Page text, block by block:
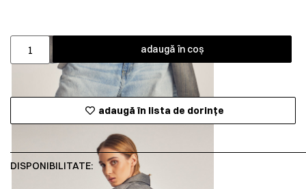
adaugă în coș
adaugă în lista de dorințe
DISPONIBILITATE: